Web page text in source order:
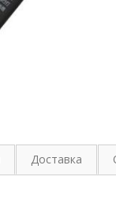
Доставка